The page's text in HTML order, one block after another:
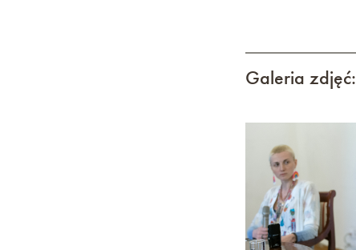
Galeria zdjęć: